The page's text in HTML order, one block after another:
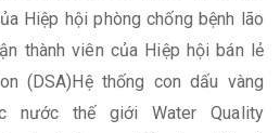
Hiệp hội phòng chống bệnh lão
thành viên của Hiệp hội bán lẻ
(DSA)Hệ thống con dấu vàng
nước thế giới Water Quality